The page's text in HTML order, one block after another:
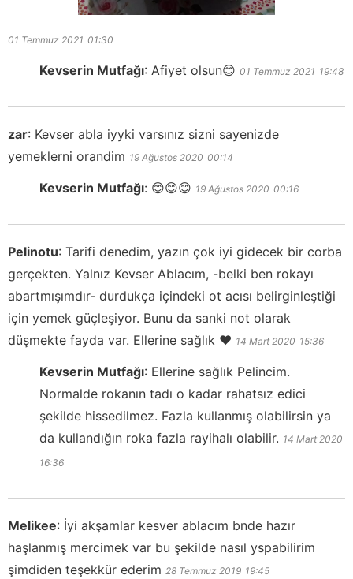
01 Temmuz 2021 01:30
Kevserin Mutfağı: Afiyet olsun😊 01 Temmuz 2021 19:48
zar: Kevser abla iyyki varsınız sizni sayenizde
yemeklerni orandim 19 Ağustos 2020 00:14
Kevserin Mutfağı: 😊😊😊 19 Ağustos 2020 00:16
Pelinotu: Tarifi denedim, yazın çok iyi gidecek bir corba
gerçekten. Yalnız Kevser Ablacım, -belki ben rokayı
abartmışımdır- durdukça içindeki ot acısı belirginleştiği
için yemek güçleşiyor. Bunu da sanki not olarak
düşmekte fayda var. Ellerine sağlık ❤ 14 Mart 2020 15:36
Kevserin Mutfağı: Ellerine sağlık Pelincim.
Normalde rokanın tadı o kadar rahatsız edici
şekilde hissedilmez. Fazla kullanmış olabilirsin ya
da kullandığın roka fazla rayihalı olabilir. 14 Mart 2020
16:36
Melikee: İyi akşamlar kesver ablacım bnde hazır
haşlanmış mercimek var bu şekilde nasıl yspabilirim
şimdiden teşekkür ederim 28 Temmuz 2019 19:45